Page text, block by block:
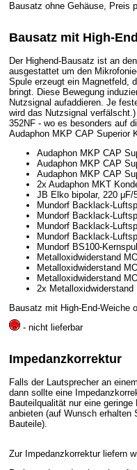
Bausatz ohne Gehäuse, Preis
Bausatz mit High-
Der Highend-Bausatz ist an
ausgestattet um den
Spule erzeugt ein Magnetfeld,
bringt. Diese Bewegung
Nutzsignal aufaddieren. Je
wird das Nutzsignal
352NF - wo es besonders auf
Audaphon MKP CAP Superior
Audaphon MKP CAP
Audaphon MKP CAP
Audaphon MKP CAP
2x Audaphon MKT
JB Elko bipolar, 220 μF/
Mundorf Backlack-
Mundorf Backlack-
Mundorf Backlack-
Mundorf Backlack-
Mundorf BS100-
Metalloxidwiderstand
Metalloxidwiderstand
Metalloxidwiderstand
2x
Bausatz mit High-End-Weiche
- nicht lieferbar
Impedanzkorrektur
Falls der Lautsprecher an
dann sollte eine
Bauteilqualität nur eine
anbieten (auf Wunsch erhalten
Bauteile).
Zur Impedanzkorrektur liefern